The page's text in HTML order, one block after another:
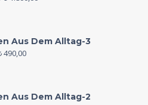
Aus Dem Alltag-3
490,00
Aus Dem Alltag-2